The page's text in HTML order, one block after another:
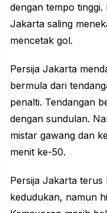
dengan tempo
Jakarta saling
mencetak gol.
Persija Jakarta
bermula dari
penalti. Tendangan
dengan sundulan.
mistar gawang dan
menit ke-50.
Persija Jakarta
kedudukan, namun